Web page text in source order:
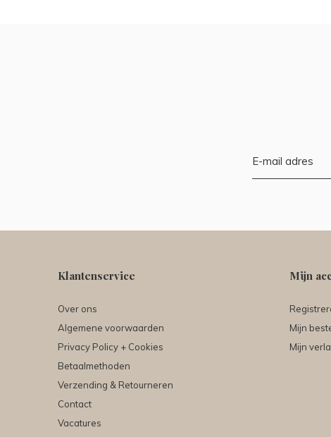
Klantenservice
Over ons
Algemene voorwaarden
Privacy Policy + Cookies
Betaalmethoden
Verzending & Retourneren
Contact
Vacatures
Mijn
Mijn
Mijn